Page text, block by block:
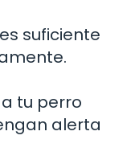
suficiente
tu perro
alerta